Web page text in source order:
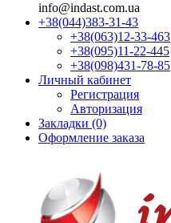
info@indast.com.ua
+38(044)383-31-43
+38(063)12-33-463
+38(095)11-22-445
+38(098)431-78-85
Личный кабинет
Регистрация
Авторизация
Закладки (0)
Оформление заказа